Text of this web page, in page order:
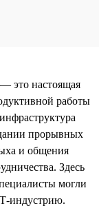
это настоящая
работы
прорывных
и общения
Здесь
могли
индустрию.